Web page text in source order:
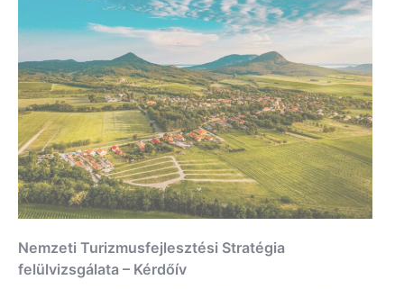
Nemzeti Turizmusfejlesztési Stratégia
felülvizsgálata – Kérdőív